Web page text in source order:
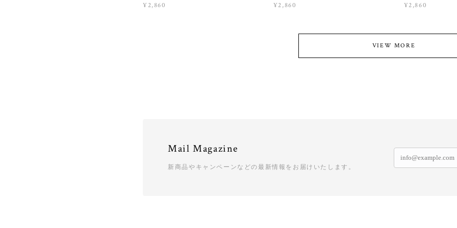
¥2,860 ¥2,860 ¥2,860
VIEW MORE
Mail Magazine
新商品やキャンペーンなどの最新情報をお届けいたします。